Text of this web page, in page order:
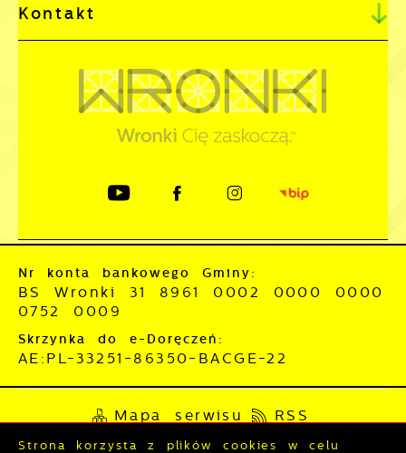
Kontakt
Nr konta bankowego Gminy:
BS Wronki 31 8961 0002 0000 0000
0752 0009
Skrzynka do e-Doręczeń:
AE:PL-33251-86350-BACGE-22
Mapa serwisu
RSS
Deklaracja dostępności
Strona korzysta z plików cookies w celu